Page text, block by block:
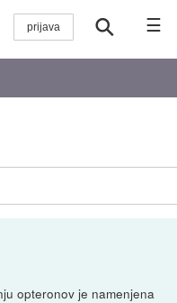
☰
opteronov je namenjena